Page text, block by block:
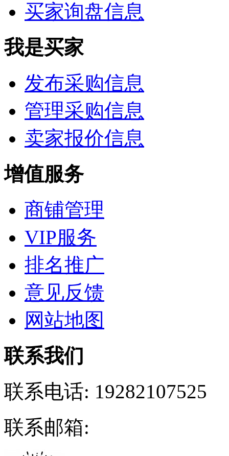
买家询盘信息
我是买家
发布采购信息
管理采购信息
卖家报价信息
增值服务
商铺管理
VIP服务
排名推广
意见反馈
网站地图
联系我们
联系电话: 19282107525
联系邮箱: